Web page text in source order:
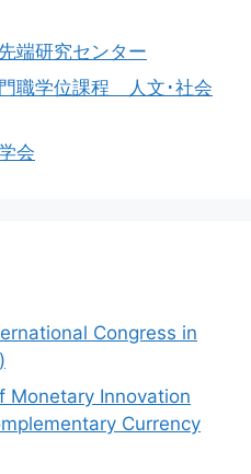
端研究センター
職学位課程 人文･社会
会
Congress in
Monetary Innovation
Currency